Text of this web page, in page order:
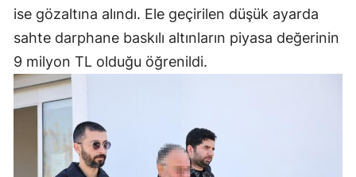
ise gözaltına alındı. Ele geçirilen düşük ayarda
sahte darphane baskılı altınların piyasa değerinin
9 milyon TL olduğu öğrenildi.